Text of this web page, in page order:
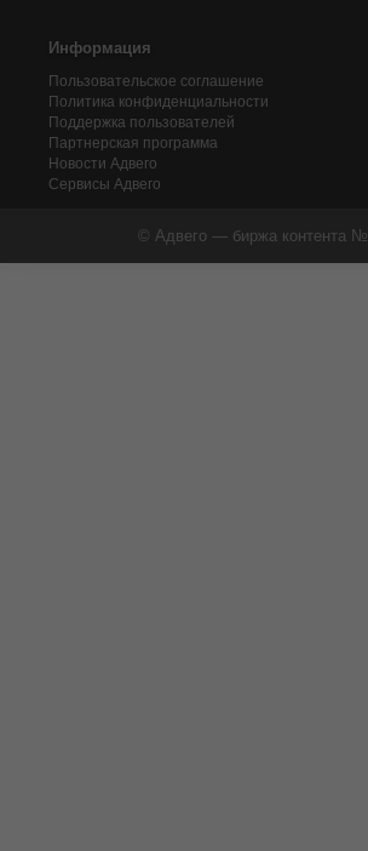
Информация
Пользовательское соглашение
Политика конфиденциальности
Поддержка пользователей
Партнерская программа
Новости Адвего
Сервисы Адвего
© Адвего — биржа контента